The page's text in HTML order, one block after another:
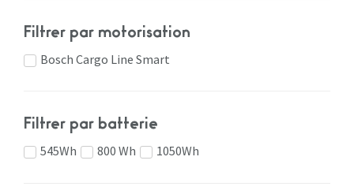
Filtrer par motorisation
Bosch Cargo Line Smart
Filtrer par batterie
545Wh 800 Wh 1050Wh